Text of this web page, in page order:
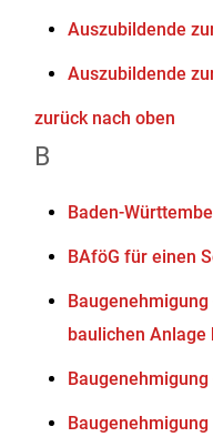
Auszubildende
Auszubildende
zurück nach oben
B
Baden-
BAföG für einen
baulichen Anlage